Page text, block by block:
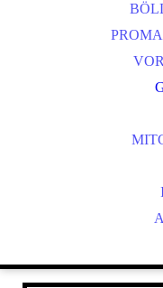
VIDEO
PROMA